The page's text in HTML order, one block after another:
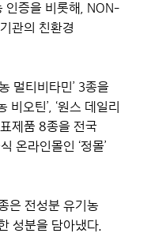
인증을 비롯해, NON-
관의 친환경
멀티비타민’ 3종을
비오틴’, ‘원스 데일리
제품 8종을 전국
온라인몰인 ‘정몰’
은 전성분 유기농
성분을 담아냈다.